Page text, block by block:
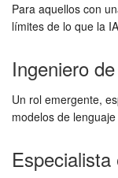
Para aquellos con
límites de lo que la
Ingeniero
Un rol emergente,
modelos de